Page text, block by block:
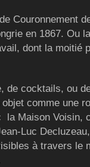
Couronnement
en 1867. Ou
dont la moitié
de cocktails, ou
objet comme une
Maison Voisin,
Luc
à travers le